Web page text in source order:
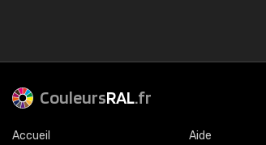
CouleursRAL.fr
Accueil Aide